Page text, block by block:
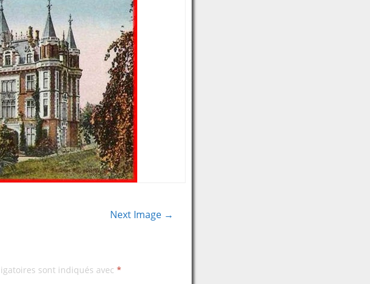
Next Image →
sont indiqués avec*